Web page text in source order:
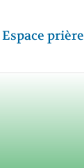
Espace prière